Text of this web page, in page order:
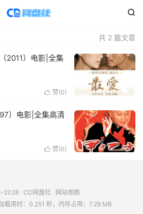

共 2 篇文章
2011）电影|全集
 赞(0)
）电影|全集高清
 赞(0)
2026 CD网盘社
网站地图
载用时：0.251 秒，内存占用：7.29 MB